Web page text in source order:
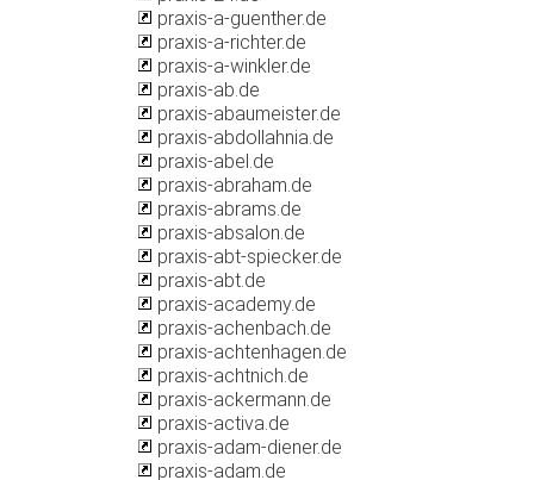
praxis-a-guenther.de
praxis-a-richter.de
praxis-a-winkler.de
praxis-ab.de
praxis-abaumeister.de
praxis-abdollahnia.de
praxis-abel.de
praxis-abraham.de
praxis-abrams.de
praxis-absalon.de
praxis-abt-spiecker.de
praxis-abt.de
praxis-academy.de
praxis-achenbach.de
praxis-achtenhagen.de
praxis-achtnich.de
praxis-ackermann.de
praxis-activa.de
praxis-adam-diener.de
praxis-adam.de